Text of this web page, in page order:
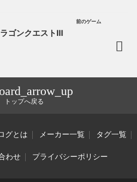
前のゲーム
ラゴンクエストⅢ
トップへ戻る
グとは メーカー一覧 タグ一覧
わせ プライバシーポリシー